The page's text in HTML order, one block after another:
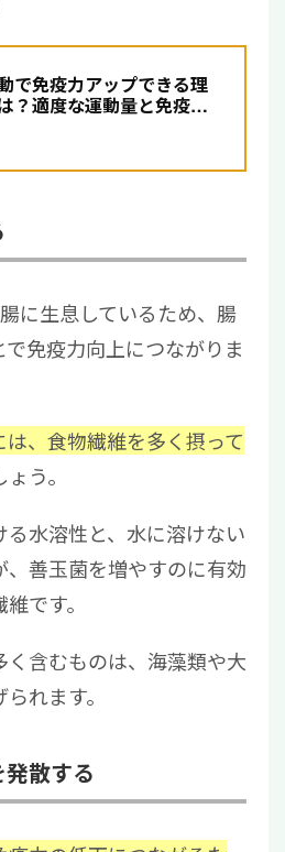
で免疫力アップできる理
？適度な運動量と免疫細
に生息しているため、腸
免疫力向上につながりま
、食物繊維を多く摂って
ょう。
水溶性と、水に溶けない
善玉菌を増やすのに有効
です。
含むものは、海藻類や大
れます。
散する